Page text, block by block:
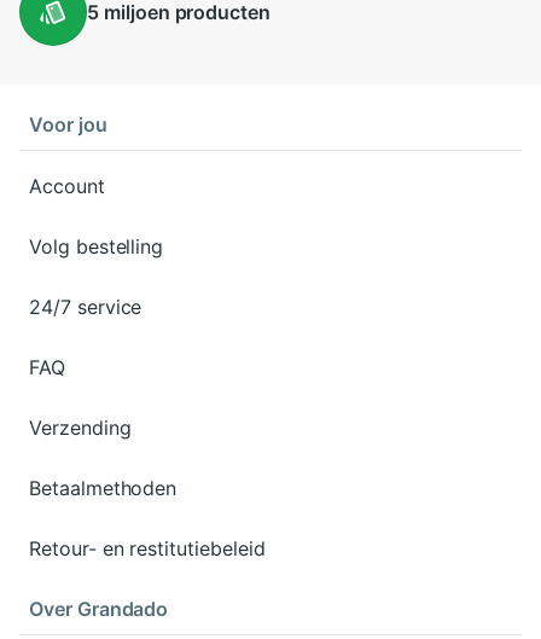
5 miljoen producten
Voor jou
Account
Volg bestelling
24/7 service
FAQ
Verzending
Betaalmethoden
Retour- en restitutiebeleid
Over Grandado